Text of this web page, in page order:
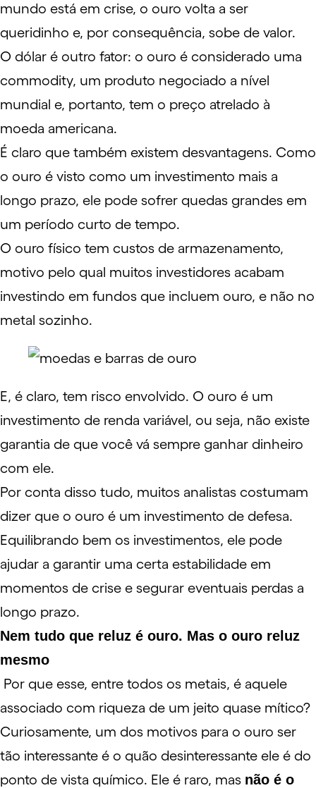
mundo está em crise, o ouro volta a ser
queridinho e, por consequência, sobe de valor.
O dólar é outro fator: o ouro é considerado uma
commodity, um produto negociado a nível
mundial e, portanto, tem o preço atrelado à
moeda americana.
É claro que também existem desvantagens. Como
o ouro é visto como um investimento mais a
longo prazo, ele pode sofrer quedas grandes em
um período curto de tempo.
O ouro físico tem custos de armazenamento,
motivo pelo qual muitos investidores acabam
investindo em fundos que incluem ouro, e não no
metal sozinho.
E, é claro, tem risco envolvido. O ouro é um
investimento de renda variável, ou seja, não existe
garantia de que você vá sempre ganhar dinheiro
com ele.
Por conta disso tudo, muitos analistas costumam
dizer que o ouro é um investimento de defesa.
Equilibrando bem os investimentos, ele pode
ajudar a garantir uma certa estabilidade em
momentos de crise e segurar eventuais perdas a
longo prazo.
Nem tudo que reluz é ouro. Mas o ouro reluz
mesmo
Por que esse, entre todos os metais, é aquele
associado com riqueza de um jeito quase mítico?
Curiosamente, um dos motivos para o ouro ser
tão interessante é o quão desinteressante ele é do
ponto de vista químico. Ele é raro, mas não é o